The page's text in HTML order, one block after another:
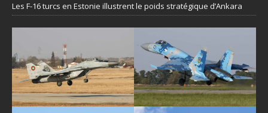
Les F-16 turcs en Estonie illustrent le poids stratégique d’Ankara